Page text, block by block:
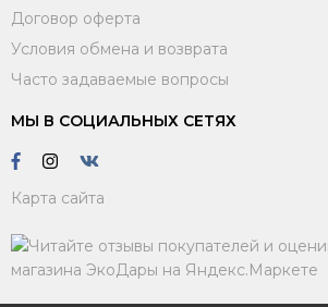
Договор оферта
Условия обмена и возврата
Часто задаваемые вопросы
МЫ В СОЦИАЛЬНЫХ СЕТЯХ
Карта сайта